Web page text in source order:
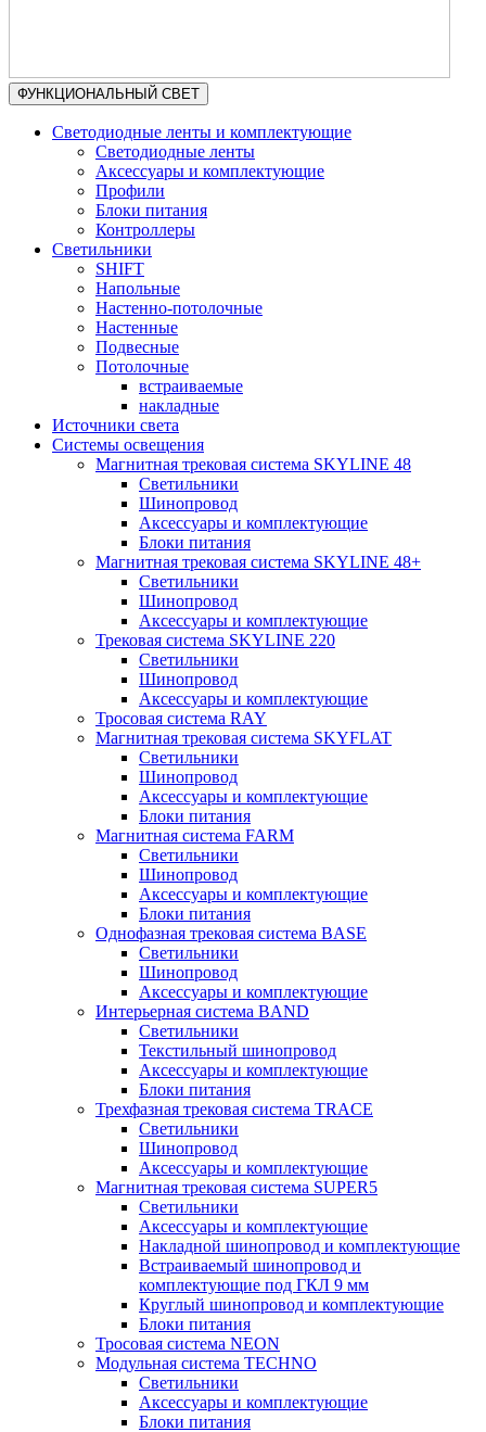
ФУНКЦИОНАЛЬНЫЙ СВЕТ
Светодиодные ленты и комплектующие
Светодиодные ленты
Аксессуары и комплектующие
Профили
Блоки питания
Контроллеры
Светильники
SHIFT
Напольные
Настенно-потолочные
Настенные
Подвесные
Потолочные
встраиваемые
накладные
Источники света
Системы освещения
Магнитная трековая система SKYLINE 48
Светильники
Шинопровод
Аксессуары и комплектующие
Блоки питания
Магнитная трековая система SKYLINE 48+
Светильники
Шинопровод
Аксессуары и комплектующие
Трековая система SKYLINE 220
Светильники
Шинопровод
Аксессуары и комплектующие
Тросовая система RAY
Магнитная трековая система SKYFLAT
Светильники
Шинопровод
Аксессуары и комплектующие
Блоки питания
Магнитная система FARM
Светильники
Шинопровод
Аксессуары и комплектующие
Блоки питания
Однофазная трековая система BASE
Светильники
Шинопровод
Аксессуары и комплектующие
Интерьерная система BAND
Светильники
Текстильный шинопровод
Аксессуары и комплектующие
Блоки питания
Трехфазная трековая система TRACE
Светильники
Шинопровод
Аксессуары и комплектующие
Магнитная трековая система SUPER5
Светильники
Аксессуары и комплектующие
Накладной шинопровод и комплектующие
Встраиваемый шинопровод и
комплектующие под ГКЛ 9 мм
Круглый шинопровод и комплектующие
Блоки питания
Тросовая система NEON
Модульная система TECHNO
Светильники
Аксессуары и комплектующие
Блоки питания